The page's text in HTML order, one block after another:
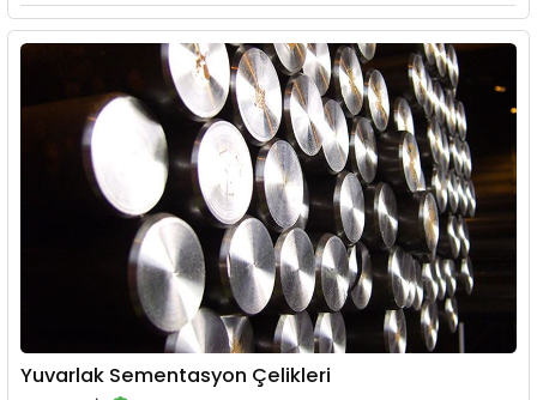
Yuvarlak Sementasyon Çelikleri